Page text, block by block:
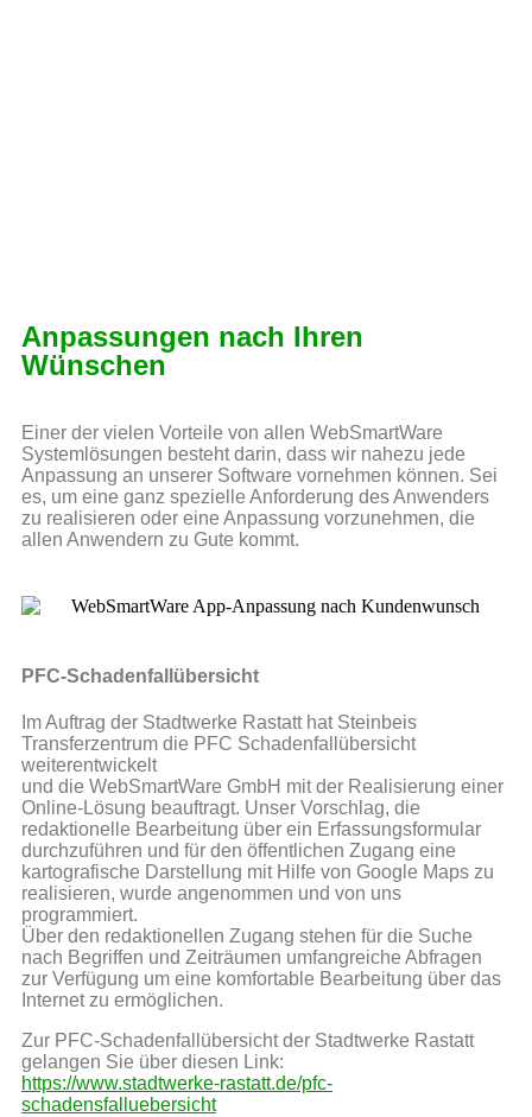
Anpassungen nach Ihren
Wünschen
Einer der vielen Vorteile von allen WebSmartWare
Systemlösungen besteht darin, dass wir nahezu jede
Anpassung an unserer Software vornehmen können. Sei
es, um eine ganz spezielle Anforderung des Anwenders
zu realisieren oder eine Anpassung vorzunehmen, die
allen Anwendern zu Gute kommt.
PFC-Schadenfallübersicht
Im Auftrag der Stadtwerke Rastatt hat Steinbeis
Transferzentrum die PFC Schadenfallübersicht
weiterentwickelt
und die WebSmartWare GmbH mit der Realisierung einer
Online-Lösung beauftragt. Unser Vorschlag, die
redaktionelle Bearbeitung über ein Erfassungsformular
durchzuführen und für den öffentlichen Zugang eine
kartografische Darstellung mit Hilfe von Google Maps zu
realisieren, wurde angenommen und von uns
programmiert.
Über den redaktionellen Zugang stehen für die Suche
nach Begriffen und Zeiträumen umfangreiche Abfragen
zur Verfügung um eine komfortable Bearbeitung über das
Internet zu ermöglichen.
Zur PFC-Schadenfallübersicht der Stadtwerke Rastatt
gelangen Sie über diesen Link:
https://www.stadtwerke-rastatt.de/pfc-
schadensfalluebersicht